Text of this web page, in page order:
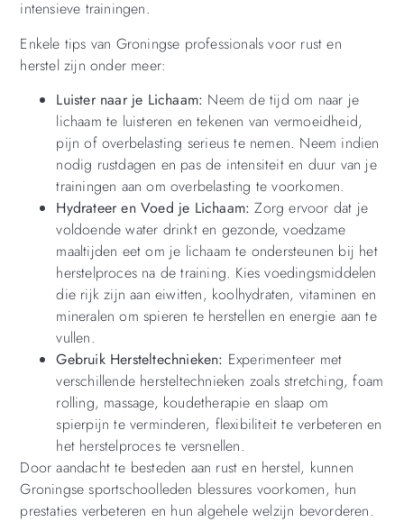
intensieve trainingen.
Enkele tips van Groningse professionals voor rust en
herstel zijn onder meer:
Luister naar je Lichaam: Neem de tijd om naar je
lichaam te luisteren en tekenen van vermoeidheid,
pijn of overbelasting serieus te nemen. Neem indien
nodig rustdagen en pas de intensiteit en duur van je
trainingen aan om overbelasting te voorkomen.
Hydrateer en Voed je Lichaam: Zorg ervoor dat je
voldoende water drinkt en gezonde, voedzame
maaltijden eet om je lichaam te ondersteunen bij het
herstelproces na de training. Kies voedingsmiddelen
die rijk zijn aan eiwitten, koolhydraten, vitaminen en
mineralen om spieren te herstellen en energie aan te
vullen.
Gebruik Hersteltechnieken: Experimenteer met
verschillende hersteltechnieken zoals stretching, foam
rolling, massage, koudetherapie en slaap om
spierpijn te verminderen, flexibiliteit te verbeteren en
het herstelproces te versnellen.
Door aandacht te besteden aan rust en herstel, kunnen
Groningse sportschoolleden blessures voorkomen, hun
prestaties verbeteren en hun algehele welzijn bevorderen.